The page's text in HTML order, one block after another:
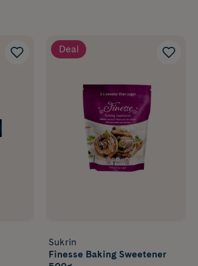
Deal
Sukrin
Finesse Baking Sweetener